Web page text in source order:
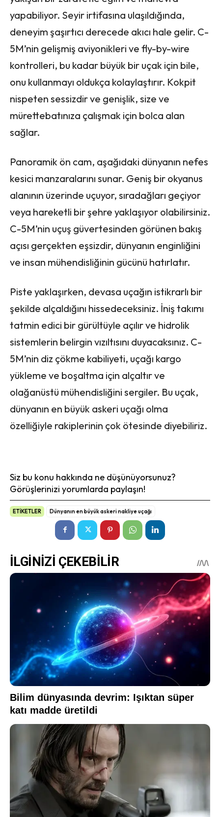
yapabiliyor. Seyir irtifasına ulaşıldığında,
deneyim şaşırtıcı derecede akıcı hale gelir. C-
5M’nin gelişmiş aviyonikleri ve fly-by-wire
kontrolleri, bu kadar büyük bir uçak için bile,
onu kullanmayı oldukça kolaylaştırır. Kokpit
nispeten sessizdir ve genişlik, size ve
mürettebatınıza çalışmak için bolca alan
sağlar.
Panoramik ön cam, aşağıdaki dünyanın nefes
kesici manzaralarını sunar. Geniş bir okyanus
alanının üzerinde uçuyor, sıradağları geçiyor
veya hareketli bir şehre yaklaşıyor olabilirsiniz.
C-5M’nin uçuş güvertesinden görünen bakış
açısı gerçekten eşsizdir, dünyanın enginliğini
ve insan mühendisliğinin gücünü hatırlatır.
Piste yaklaşırken, devasa uçağın istikrarlı bir
şekilde alçaldığını hissedeceksiniz. İniş takımı
tatmin edici bir gürültüyle açılır ve hidrolik
sistemlerin belirgin vızıltısını duyacaksınız. C-
5M’nin diz çökme kabiliyeti, uçağı kargo
yükleme ve boşaltma için alçaltır ve
olağanüstü mühendisliğini sergiler. Bu uçak,
dünyanın en büyük askeri uçağı olma
özelliğiyle rakiplerinin çok ötesinde diyebiliriz.
Siz bu konu hakkında ne düşünüyorsunuz?
Görüşlerinizi yorumlarda paylaşın!
ETİKETLER Dünyanın en büyük askeri nakliye uçağı